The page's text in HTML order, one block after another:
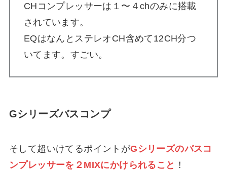
CHコンプレッサーは１〜４chのみに搭載
されています。
EQはなんとステレオCH含めて12CH分つ
いてます。すごい。
Gシリーズバスコンプ
そして超いけてるポイントがGシリーズのバスコ
ンプレッサーを２MIXにかけられること ！